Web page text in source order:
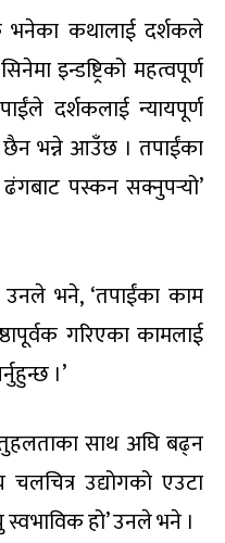
भनेका कथालाई दर्शकले
इन्डष्ट्रिको महत्वपूर्ण
दर्शकलाई न्यायपूर्ण
भन्ने आउँछ । तपाईंका
ढंगबाट पस्कन सक्नुपर्‍यो’
उनले भने, ‘तपाईंका काम
गरिएका कामलाई
।’
साथ अघि बढ्न
चलचित्र उद्योगको एउटा
स्वभाविक हो’ उनले भने ।